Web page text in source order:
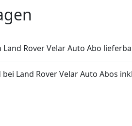
Rover Velar Auto Abo
Land Rover Velar Auto Abos